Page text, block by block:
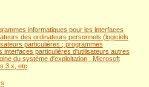
informatiques pour les interfaces
des ordinateurs personnels (logiciels
particulières ; programmes
interfaces particulières d'utilisateurs autres
du système d'exploitation : Microsoft
3.x, etc